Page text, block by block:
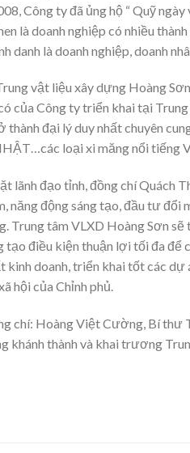
Công ty đã ủng hộ “ Quỹ
là doanh nghiệp có nhiều
danh là doanh nghiệp, doanh
vật liệu xây dựng Hoàng
của Công ty triển khai tại
đại lý duy nhất chuyên
loại xi măng nổi tiếng
lãnh đạo tỉnh, đồng chí Quách
năng động sáng tạo, đầu tư đổi
Trung tâm VLXD Hoàng Sơn
tạo điều kiện thuận lợi tối đa để
kinh doanh, triển khai tốt các
hội của Chỉnh phủ.
chí: Hoàng Việt Cường, Bí thư
khánh thành và khai trương